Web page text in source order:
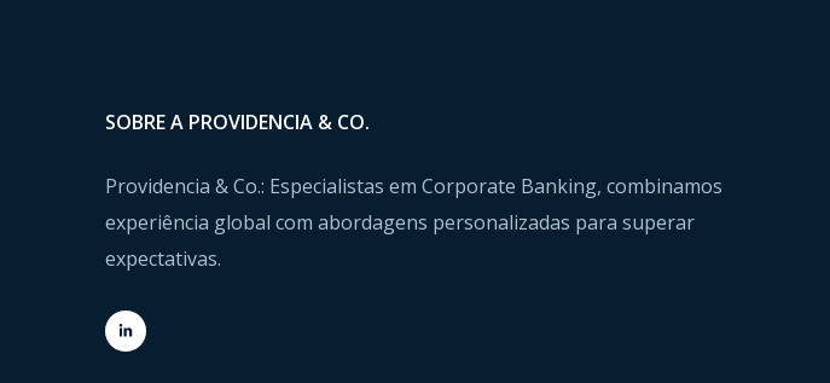
SOBRE A PROVIDENCIA & CO.
Providencia & Co.: Especialistas em Corporate Banking, combinamos
experiência global com abordagens personalizadas para superar
expectativas.